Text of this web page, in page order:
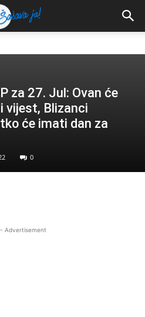
za 27. Jul: Ovan će
vijest, Blizanci
će imati dan za
0
Advertisement